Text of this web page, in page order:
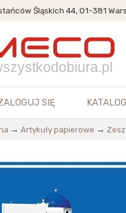
Śląskich 44, 01-381
SIĘ
→ Artykuły papierowe →